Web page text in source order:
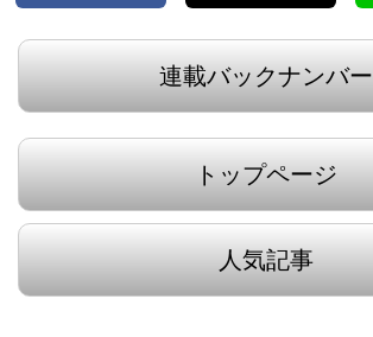
連載バックナンバー
トップページ
人気記事